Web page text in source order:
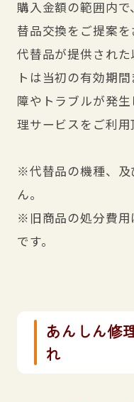
購入金額の範囲内
替品交換をご提案を
代替品が提供され
トは当初の有効期
障やトラブルが発
理サービスをご利用
※代替品の機種、及
ん。
※旧商品の処分費用
です。
あんしん修
れ